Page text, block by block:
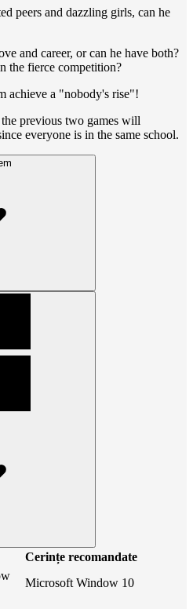
peers and dazzling girls, can he
and career, or can he have both?
the fierce competition?
achieve a "nobody's rise"!
previous two games will
everyone is in the same school.
Cerințe recomandate
Microsoft Window 10